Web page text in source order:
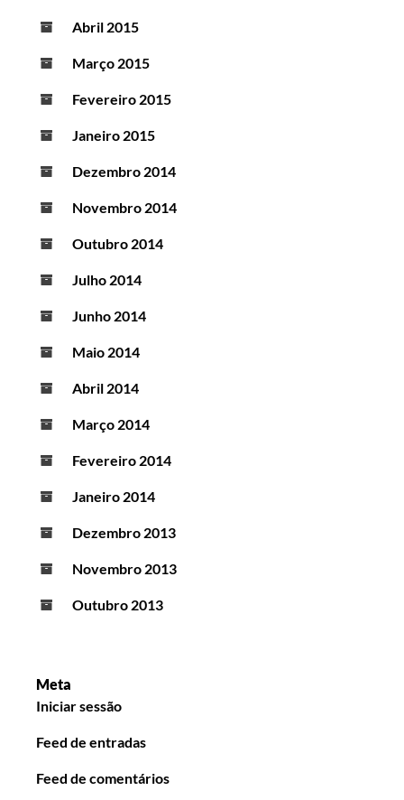
Abril 2015
Março 2015
Fevereiro 2015
Janeiro 2015
Dezembro 2014
Novembro 2014
Outubro 2014
Julho 2014
Junho 2014
Maio 2014
Abril 2014
Março 2014
Fevereiro 2014
Janeiro 2014
Dezembro 2013
Novembro 2013
Outubro 2013
Meta
Iniciar sessão
Feed de entradas
Feed de comentários